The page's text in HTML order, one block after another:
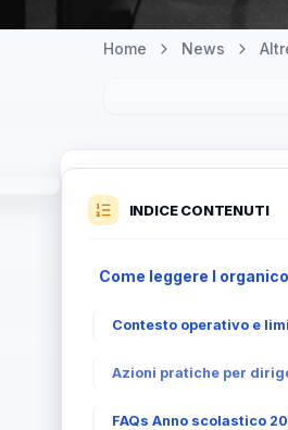
Home News
INDICE CONTENUTI
Come leggere l
Contesto operativo e
Azioni pratiche per
FAQs Anno scolastico